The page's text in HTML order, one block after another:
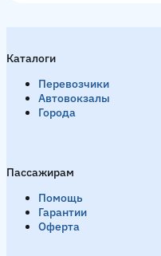
Каталоги
Перевозчики
Автовокзалы
Города
Пассажирам
Помощь
Гарантии
Оферта